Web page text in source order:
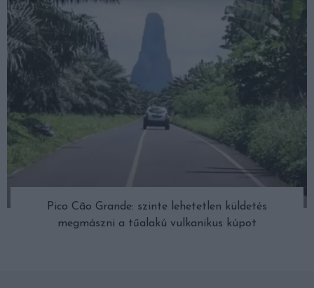
Pico Cão Grande: szinte lehetetlen küldetés
megmászni a tűalakú vulkanikus kúpot